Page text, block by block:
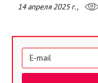
14 апреля 2025 г.,